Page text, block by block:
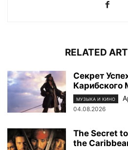
RELATED
Секрет
Карибского
МУЗЫКА И КИНО
04.08.2026
The Secret
the